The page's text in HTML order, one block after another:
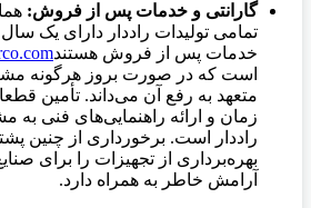
گارانتی و خدمات پس از فروش:
تمامی تولیدات راددار دارای یک
خدمات پس از فروش هستند
است که در صورت بروز هرگونه
متعهد به رفع آن می‌داند. تأمین
زمان و ارائه راهنمایی‌های فنی به
راددار است. برخورداری از چنین
بهره‌برداری از تجهیزات را برای
آرامش خاطر به همراه دارد.